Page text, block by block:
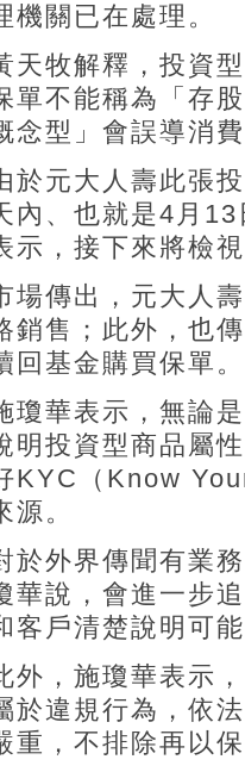
機關已在處理。
天牧解釋，投資
單不能稱為「存
念型」會誤導消
於元大人壽此張
內、也就是4月
示，接下來將檢
場傳出，元大人
銷售；此外，也
回基金購買保單。
瓊華表示，無論
明投資型商品屬
KYC（Know
源。
於外界傳聞有業
華說，會進一步
客戶清楚說明可
外，施瓊華表示
於違規行為，依
重，不排除再以